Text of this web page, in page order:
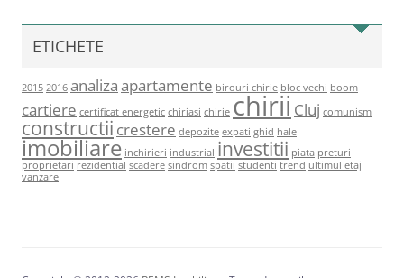
ETICHETE
2015 2016 analizaapartamente birouri chirie bloc vechi boom
cartiere certificat energetic chiriasi chirie chiriiCluj comunism
constructii crestere depozite expati ghid hale
imobiliare inchirieri industrial investitii piata preturi
proprietari rezidential scadere sindrom spatii studenti trend ultimul etaj
vanzare